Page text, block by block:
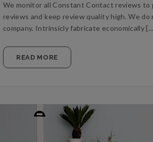
We monitor all Constant Contact reviews
reviews and keep review quality high. We
company. Intrinsicly fabricate economically
READ MORE